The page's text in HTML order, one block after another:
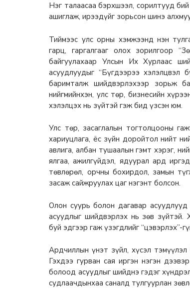
Нэг талаасаа бэрхшээл, сорилтууд
ашиглаж, ирээдүйг зорьсон шинэ
Тиймээс улс орны хэмжээнд нэн
гарц, гаргалгааг олох зорилгоор
байгуулахаар Улсын Их Хурлаас
асуудлуудыг “Бүгдээрээ хэлэлцвэл
баримталж шийдвэрлэхээр зорьж
нийгмийнхэн, улс төр, бизнесийн
хэлэлцэх нь зүйтэй гэж бид үзсэн юм.
Улс төр, засаглалын тогтолцооны
хариуцлага, ёс зүйн доройтол нийт
авлига, албан тушаалын гэмт хэрэг,
ялгаа, ажилгүйдэл, ядуурал ард
төвлөрөл, орчны бохирдол, замын
засаж сайжруулах цаг нэгэнт болсон.
Олон суурь болон дагавар
асуудлыг шийдвэрлэх нь зөв зүйтэй.
буй эдгээр гаж үзэгдлийг “цэвэрлэх”-
Ардчиллын үнэт зүйл, хүсэл
Гэхдээ гурван сая иргэн нэгэн
болоод асуудлыг шийднэ гэдэг
судлаачдынхаа саналд тулгуурлан